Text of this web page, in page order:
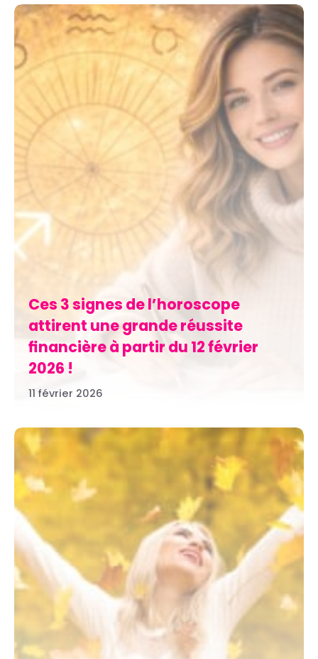
Ces 3 signes de l’horoscope
attirent une grande réussite
financière à partir du 12 février
2026 !
11 février 2026